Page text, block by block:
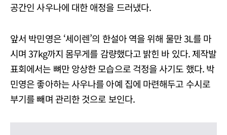
공간인 사우나에 대한 애정을 드러냈다.
앞서 박민영은 ‘세이렌’의 한설아 역을 위해 물만 3L를 마
시며 37kg까지 몸무게를 감량했다고 밝힌 바 있다. 제작발
표회에서는 뼈만 앙상한 모습으로 걱정을 사기도 했다. 박
민영은 좋아하는 사우나를 아예 집에 마련해두고 수시로
부기를 빼며 관리한 것으로 보인다.